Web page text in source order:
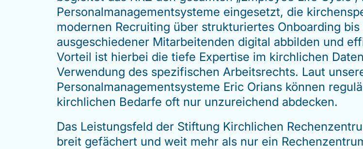
Personalmanagementsysteme eingesetzt, die
modernen Recruiting über strukturiertes Onboarding
ausgeschiedener Mitarbeitenden digital abbilden und
Vorteil ist hierbei die tiefe Expertise im kirchlichen
Verwendung des spezifischen Arbeitsrechts. Laut
Personalmanagementsysteme Eric Orians können
kirchlichen Bedarfe oft nur unzureichend abdecken.
Das Leistungsfeld der Stiftung Kirchlichen
breit gefächert und weit mehr als nur ein